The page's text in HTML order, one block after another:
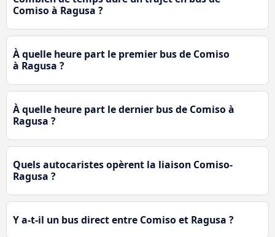
Comiso à Ragusa ?
À quelle heure part le premier bus de Comiso
à Ragusa ?
À quelle heure part le dernier bus de Comiso à
Ragusa ?
Quels autocaristes opèrent la liaison Comiso-
Ragusa ?
Y a-t-il un bus direct entre Comiso et Ragusa ?